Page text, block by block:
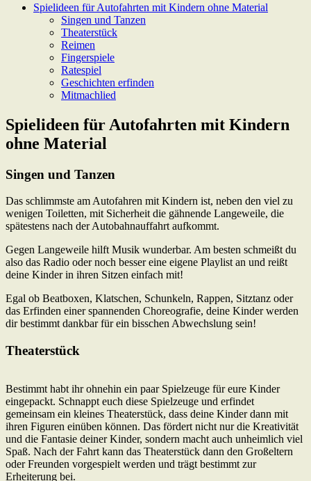
Spielideen für Autofahrten mit Kindern ohne Material
Singen und Tanzen
Theaterstück
Reimen
Fingerspiele
Ratespiel
Geschichten erfinden
Mitmachlied
Spielideen für Autofahrten mit Kindern
ohne Material
Singen und Tanzen
Das schlimmste am Autofahren mit Kindern ist, neben den viel zu
wenigen Toiletten, mit Sicherheit die gähnende Langeweile, die
spätestens nach der Autobahnauffahrt aufkommt.
Gegen Langeweile hilft Musik wunderbar. Am besten schmeißt du
also das Radio oder noch besser eine eigene Playlist an und reißt
deine Kinder in ihren Sitzen einfach mit!
Egal ob Beatboxen, Klatschen, Schunkeln, Rappen, Sitztanz oder
das Erfinden einer spannenden Choreografie, deine Kinder werden
dir bestimmt dankbar für ein bisschen Abwechslung sein!
Theaterstück
Bestimmt habt ihr ohnehin ein paar Spielzeuge für eure Kinder
eingepackt. Schnappt euch diese Spielzeuge und erfindet
gemeinsam ein kleines Theaterstück, dass deine Kinder dann mit
ihren Figuren einüben können. Das fördert nicht nur die Kreativität
und die Fantasie deiner Kinder, sondern macht auch unheimlich viel
Spaß. Nach der Fahrt kann das Theaterstück dann den Großeltern
oder Freunden vorgespielt werden und trägt bestimmt zur
Erheiterung bei.